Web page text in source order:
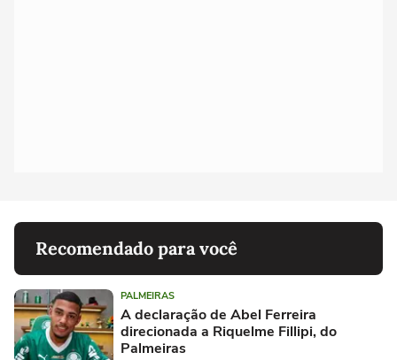
Recomendado para você
PALMEIRAS
A declaração de Abel Ferreira
direcionada a Riquelme Fillipi, do
Palmeiras